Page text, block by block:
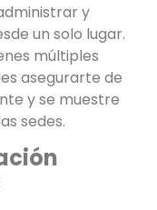
y
un solo lugar.
múltiples
asegurarte de
y se muestre
sedes.